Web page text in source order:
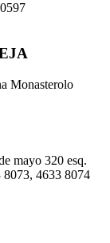
Monasterolo
mayo 320 esq.
4633 8074